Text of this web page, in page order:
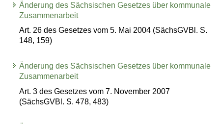
Änderung des Sächsischen Gesetzes über kommunale
Zusammenarbeit
Art. 26 des Gesetzes vom 5. Mai 2004 (SächsGVBl. S.
148, 159)
Änderung des Sächsischen Gesetzes über kommunale
Zusammenarbeit
Art. 3 des Gesetzes vom 7. November 2007
(SächsGVBl. S. 478, 483)